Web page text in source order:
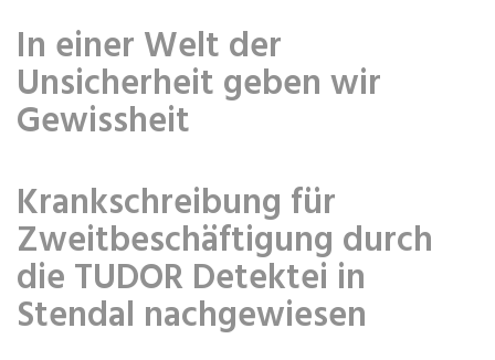
In einer Welt der
Unsicherheit geben wir
Gewissheit
Krankschreibung für
Zweitbeschäftigung durch
die TUDOR Detektei in
Stendal nachgewiesen